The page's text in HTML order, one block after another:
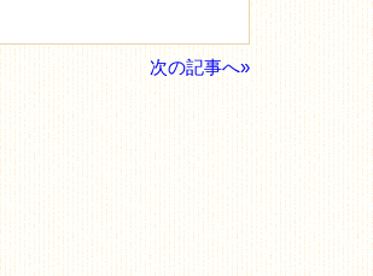
次の記事へ»